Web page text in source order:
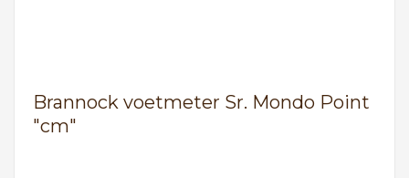
Brannock voetmeter Sr. Mondo Point
"cm"